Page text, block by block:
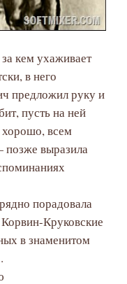
кем ухаживает
в него
предложил руку и
пусть на ней
хорошо, всем
выразила
порадовала
Круковские
в знаменитом